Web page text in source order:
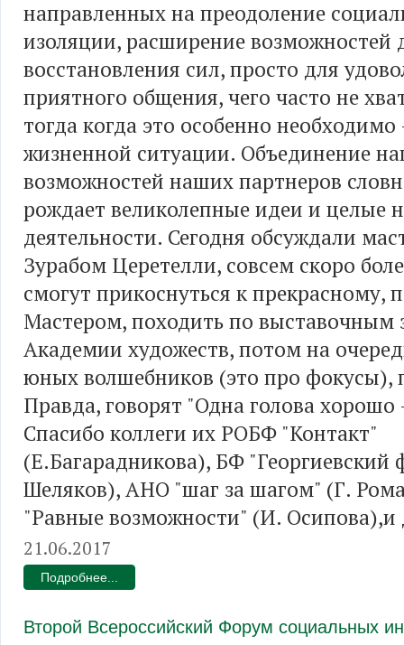
направленных на преодоление
изоляции, расширение возможностей
восстановления сил, просто для
приятного общения, чего часто не
тогда когда это особенно
жизненной ситуации. Объединение
возможностей наших партнеров
рождает великолепные идеи и целые
деятельности. Сегодня обсуждали
Зурабом Церетелли, совсем скоро
смогут прикоснуться к прекрасному,
Мастером, походить по выставочным
Академии художеств, потом на
юных волшебников (это про фокусы),
Правда, говорят "Одна голова хорошо
Спасибо коллеги их РОБФ "Контакт"
(Е.Багарадникова), БФ "Георгиевский
Шеляков), АНО "шаг за шагом" (Г.
"Равные возможности" (И. Осипова),и
21.06.2017
Подробнее...
Второй Всероссийский Форум социальных